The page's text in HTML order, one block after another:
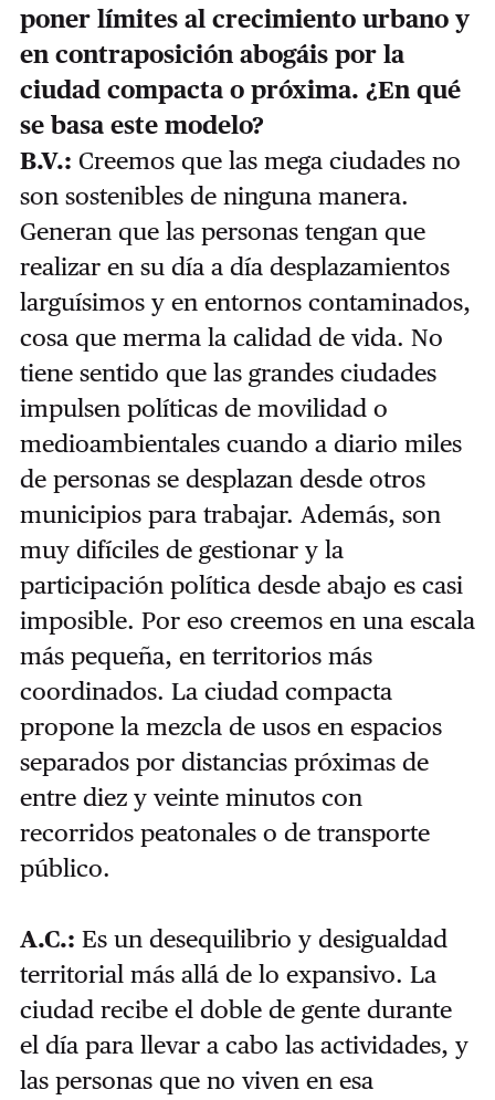
poner límites al crecimiento urbano y
en contraposición abogáis por la
ciudad compacta o próxima. ¿En qué
se basa este modelo?
B.V.: Creemos que las mega ciudades no
son sostenibles de ninguna manera.
Generan que las personas tengan que
realizar en su día a día desplazamientos
larguísimos y en entornos contaminados,
cosa que merma la calidad de vida. No
tiene sentido que las grandes ciudades
impulsen políticas de movilidad o
medioambientales cuando a diario miles
de personas se desplazan desde otros
municipios para trabajar. Además, son
muy difíciles de gestionar y la
participación política desde abajo es casi
imposible. Por eso creemos en una escala
más pequeña, en territorios más
coordinados. La ciudad compacta
propone la mezcla de usos en espacios
separados por distancias próximas de
entre diez y veinte minutos con
recorridos peatonales o de transporte
público.
A.C.: Es un desequilibrio y desigualdad
territorial más allá de lo expansivo. La
ciudad recibe el doble de gente durante
el día para llevar a cabo las actividades, y
las personas que no viven en esa